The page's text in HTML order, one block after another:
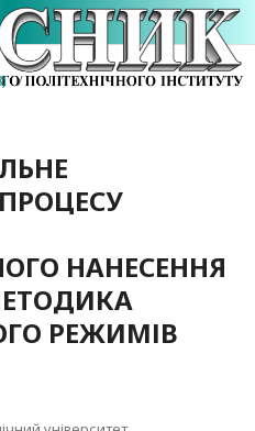
/
НАНЕСЕННЯ
РЕЖИМІВ